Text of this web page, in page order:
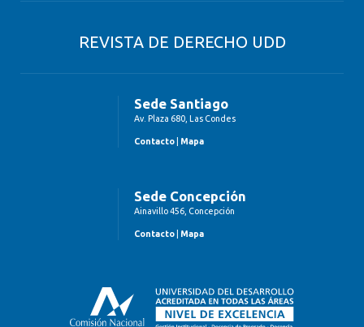
REVISTA DE DERECHO UDD
Sede Santiago
Av. Plaza 680, Las Condes
Contacto Mapa
Sede Concepción
Ainavillo 456, Concepción
Contacto Mapa